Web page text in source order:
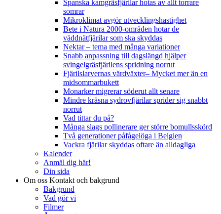
Spanska kamgräsfjärilar hotas av allt torrare
somrar
Mikroklimat avgör utvecklingshastighet
Bete i Natura 2000-områden hotar de
väddnätfjärilar som ska skyddas
Nektar – tema med många variationer
Snabb anpassning till dagslängd hjälper
svingelgräsfjärilens spridning norrut
Fjärilslarvernas värdväxter– Mycket mer än en
midsommarbukett
Monarker migrerar söderut allt senare
Mindre kräsna sydrovfjärilar sprider sig snabbt
norrut
Vad tittar du på?
Många slags pollinerare ger större bomullsskörd
Två generationer påfågelöga i Belgien
Vackra fjärilar skyddas oftare än alldagliga
Kalender
Anmäl dig här!
Din sida
Om oss Kontakt och bakgrund
Bakgrund
Vad gör vi
Filmer